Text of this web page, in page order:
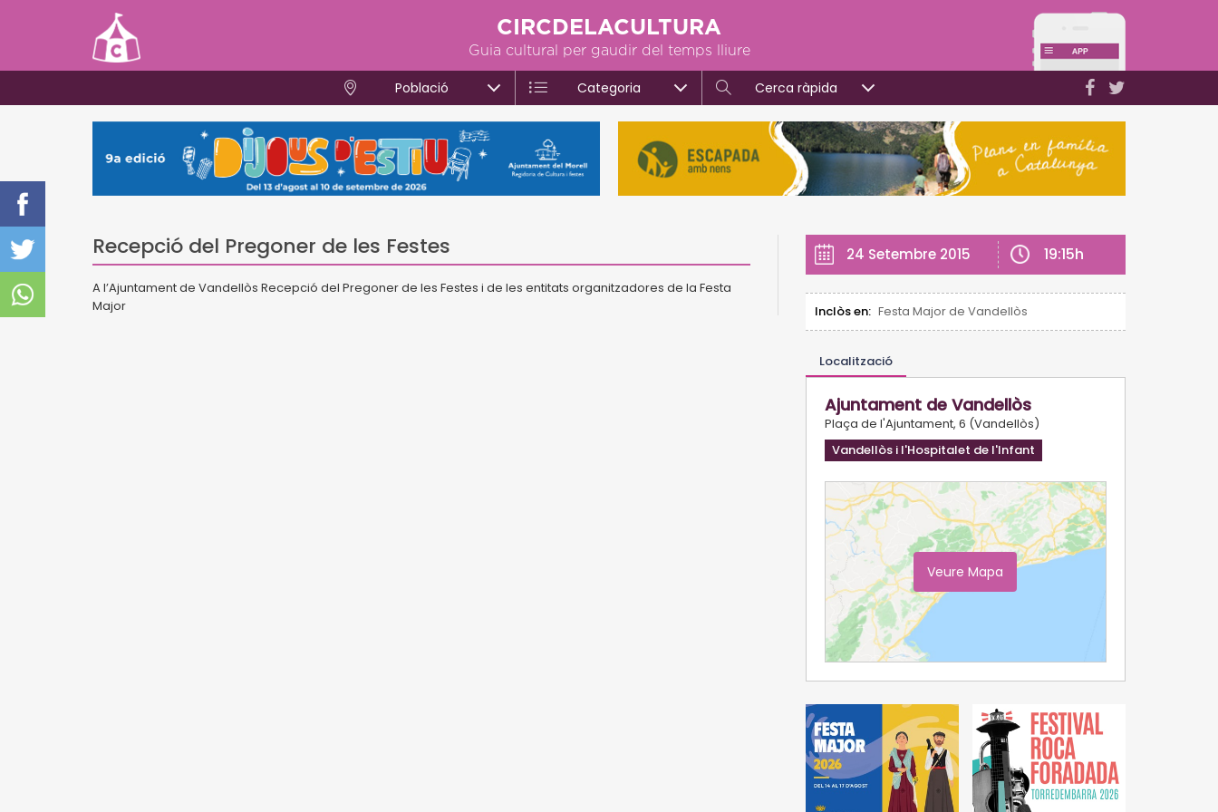
CIRCDELACULTURA
Guia cultural per gaudir del temps lliure
Població Categoria Cerca ràpida
Recepció del Pregoner de les Festes
A l’Ajuntament de Vandellòs Recepció del Pregoner de les Festes i de les entitats organitzadores de la Festa
Major
24 Setembre 2015 19:15h
Inclòs en: Festa Major de Vandellòs
Localització
Ajuntament de Vandellòs
Plaça de l'Ajuntament, 6 (Vandellòs)
Vandellòs i l'Hospitalet de l'Infant
Veure Mapa